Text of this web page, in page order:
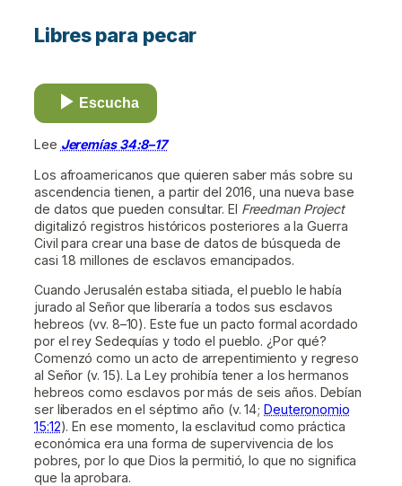
Libres para pecar
Escucha
Lee Jeremías 34:8–17
Los afroamericanos que quieren saber más sobre su
ascendencia tienen, a partir del 2016, una nueva base
de datos que pueden consultar. El Freedman Project
digitalizó registros históricos posteriores a la Guerra
Civil para crear una base de datos de búsqueda de
casi 1.8 millones de esclavos emancipados.
Cuando Jerusalén estaba sitiada, el pueblo le había
jurado al Señor que liberaría a todos sus esclavos
hebreos (vv. 8–10). Este fue un pacto formal acordado
por el rey Sedequías y todo el pueblo. ¿Por qué?
Comenzó como un acto de arrepentimiento y regreso
al Señor (v. 15). La Ley prohibía tener a los hermanos
hebreos como esclavos por más de seis años. Debían
ser liberados en el séptimo año (v. 14; Deuteronomio
15:12). En ese momento, la esclavitud como práctica
económica era una forma de supervivencia de los
pobres, por lo que Dios la permitió, lo que no significa
que la aprobara.